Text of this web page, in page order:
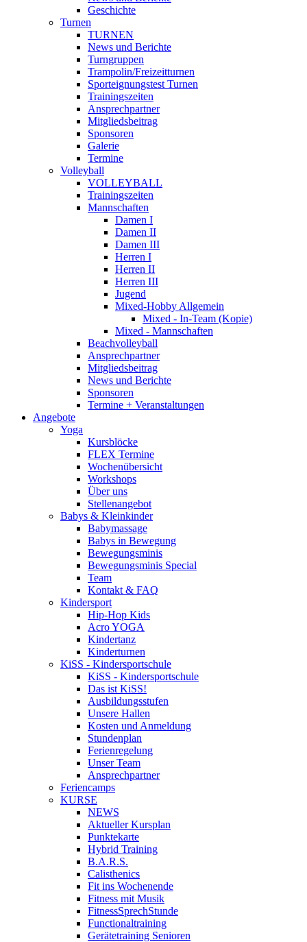
Geschichte
Turnen
TURNEN
News und Berichte
Turngruppen
Trampolin/Freizeitturnen
Sporteignungstest Turnen
Trainingszeiten
Ansprechpartner
Mitgliedsbeitrag
Sponsoren
Galerie
Termine
Volleyball
VOLLEYBALL
Trainingszeiten
Mannschaften
Damen I
Damen II
Damen III
Herren I
Herren II
Herren III
Jugend
Mixed-Hobby Allgemein
Mixed - In-Team (Kopie)
Mixed - Mannschaften
Beachvolleyball
Ansprechpartner
Mitgliedsbeitrag
News und Berichte
Sponsoren
Termine + Veranstaltungen
Angebote
Yoga
Kursblöcke
FLEX Termine
Wochenübersicht
Workshops
Über uns
Stellenangebot
Babys & Kleinkinder
Babymassage
Babys in Bewegung
Bewegungsminis
Bewegungsminis Special
Team
Kontakt & FAQ
Kindersport
Hip-Hop Kids
Acro YOGA
Kindertanz
Kinderturnen
KiSS - Kindersportschule
KiSS - Kindersportschule
Das ist KiSS!
Ausbildungsstufen
Unsere Hallen
Kosten und Anmeldung
Stundenplan
Ferienregelung
Unser Team
Ansprechpartner
Feriencamps
KURSE
NEWS
Aktueller Kursplan
Punktekarte
Hybrid Training
B.A.R.S.
Calisthenics
Fit ins Wochenende
Fitness mit Musik
FitnessSprechStunde
Functionaltraining
Gerätetraining Senioren